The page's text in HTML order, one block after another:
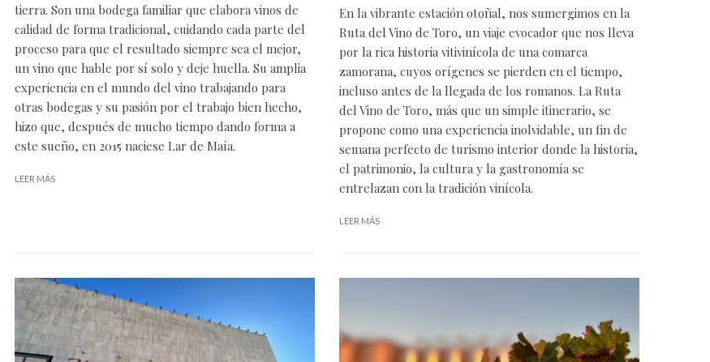
tierra. Son una bodega familiar que elabora vinos de
calidad de forma tradicional, cuidando cada parte del
proceso para que el resultado siempre sea el mejor,
un vino que hable por sí solo y deje huella. Su amplia
experiencia en el mundo del vino trabajando para
otras bodegas y su pasión por el trabajo bien hecho,
hizo que, después de mucho tiempo dando forma a
este sueño, en 2015 naciese Lar de Maía.
LEER MÁS
En la vibrante estación otoñal, nos sumergimos en la
Ruta del Vino de Toro, un viaje evocador que nos lleva
por la rica historia vitivinícola de una comarca
zamorana, cuyos orígenes se pierden en el tiempo,
incluso antes de la llegada de los romanos. La Ruta
del Vino de Toro, más que un simple itinerario, se
propone como una experiencia inolvidable, un fin de
semana perfecto de turismo interior donde la historia,
el patrimonio, la cultura y la gastronomía se
entrelazan con la tradición vinícola.
LEER MÁS